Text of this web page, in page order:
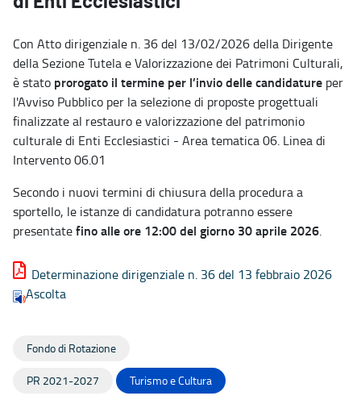
Con Atto dirigenziale n. 36 del 13/02/2026 della Dirigente
della Sezione Tutela e Valorizzazione dei Patrimoni Culturali,
è stato prorogato il termine per l’invio delle candidature per
l'Avviso Pubblico per la selezione di proposte progettuali
finalizzate al restauro e valorizzazione del patrimonio
culturale di Enti Ecclesiastici - Area tematica 06. Linea di
Intervento 06.01
Secondo i nuovi termini di chiusura della procedura a
sportello, le istanze di candidatura potranno essere
presentatefino alle ore 12:00 del giorno 30 aprile 2026.
Determinazione dirigenziale n. 36 del 13 febbraio 2026
Ascolta
Fondo di Rotazione
PR 2021-2027
Turismo e Cultura